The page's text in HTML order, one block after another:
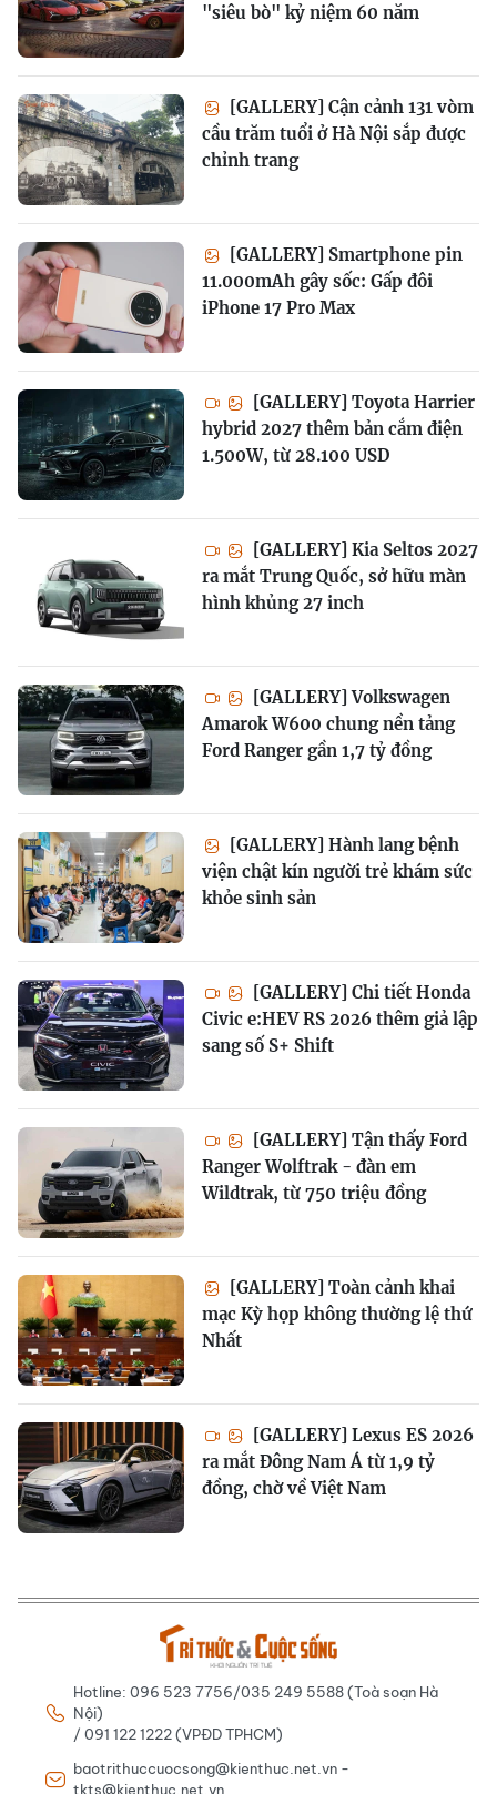
"siêu bò" kỷ niệm 60 năm
[GALLERY] Cận cảnh 131 vòm
cầu trăm tuổi ở Hà Nội sắp được
chỉnh trang
[GALLERY] Smartphone pin
11.000mAh gây sốc: Gấp đôi
iPhone 17 Pro Max
[GALLERY] Toyota Harrier
hybrid 2027 thêm bản cắm điện
1.500W, từ 28.100 USD
[GALLERY] Kia Seltos 2027
ra mắt Trung Quốc, sở hữu màn
hình khủng 27 inch
[GALLERY] Volkswagen
Amarok W600 chung nền tảng
Ford Ranger gần 1,7 tỷ đồng
[GALLERY] Hành lang bệnh
viện chật kín người trẻ khám sức
khỏe sinh sản
[GALLERY] Chi tiết Honda
Civic e:HEV RS 2026 thêm giả lập
sang số S+ Shift
[GALLERY] Tận thấy Ford
Ranger Wolftrak - đàn em
Wildtrak, từ 750 triệu đồng
[GALLERY] Toàn cảnh khai
mạc Kỳ họp không thường lệ thứ
Nhất
[GALLERY] Lexus ES 2026
ra mắt Đông Nam Á từ 1,9 tỷ
đồng, chờ về Việt Nam
Hotline: 096 523 7756/035 249 5588 (Toà soạn Hà
Nội)
/ 091 122 1222 (VPĐD TPHCM)
baotrithuccuocsong@kienthuc.net.vn -
tkts@kienthuc.net.vn